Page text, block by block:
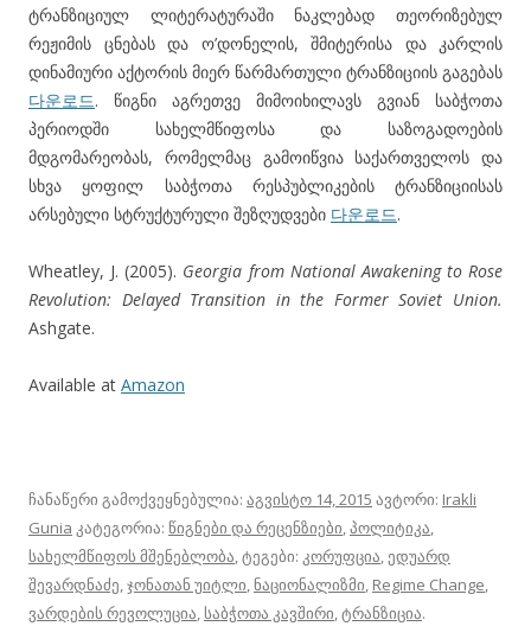
ტრანზიციულ ლიტერატურაში ნაკლებად თეორიზებულ
რეჟიმის ცნებას და ო’დონელის, შმიტერისა და კარლის
დინამიური აქტორის მიერ წარმართული ტრანზიციის გაგებას
다운로드. წიგნი აგრეთვე მიმოიხილავს გვიან საბჭოთა
პერიოდში სახელმწიფოსა და საზოგადოების
მდგომარეობას, რომელმაც გამოიწვია საქართველოს და
სხვა ყოფილ საბჭოთა რესპუბლიკების ტრანზიციისას
არსებული სტრუქტურული შეზღუდვები 다운로드.
Wheatley, J. (2005). Georgia from National Awakening to Rose
Revolution: Delayed Transition in the Former Soviet Union.
Ashgate.
Available at Amazon
ჩანაწერი გამოქვეყნებულია: აგვისტო 14, 2015 ავტორი: Irakli
Gunia კატეგორია: წიგნები და რეცენზიები,პოლიტიკა,
სახელმწიფოს მშენებლობა, ტეგები: კორუფცია,ედუარდ
შევარდნაძე,ჯონათან უიტლი,ნაციონალიზმი, Regime Change,
ვარდების რევოლუცია,საბჭოთა კავშირი,ტრანზიცია.